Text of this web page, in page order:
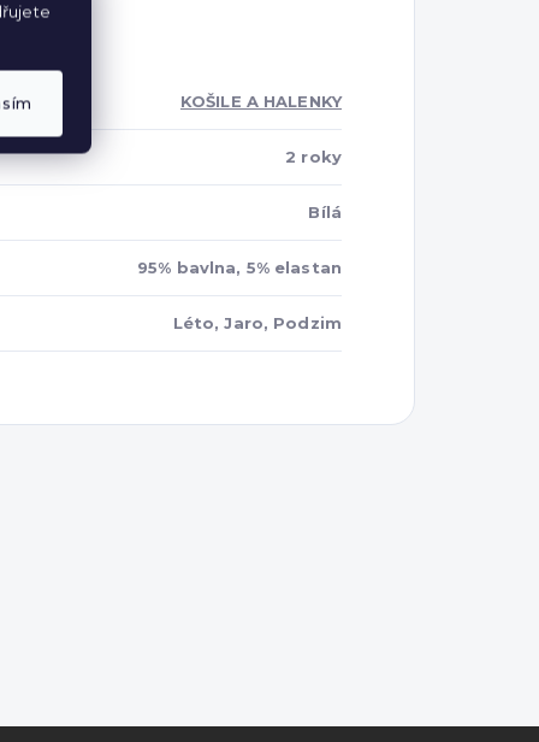
KOŠILE A HALENKY
2 roky
Bílá
95% bavlna, 5% elastan
Léto, Jaro, Podzim